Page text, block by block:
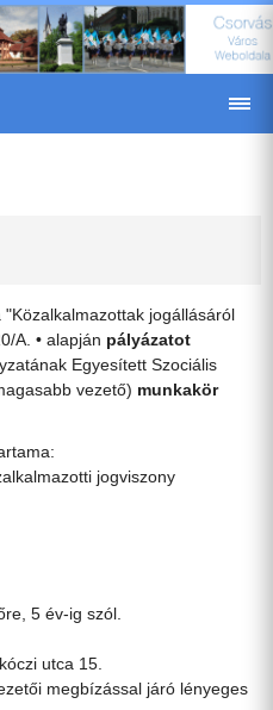
jogállásáról
A. • alapján pályázatot
Egyesített Szociális
vezető) munkakör
jogviszony
5 év-ig szól.
utca 15.
megbízással járó lényeges